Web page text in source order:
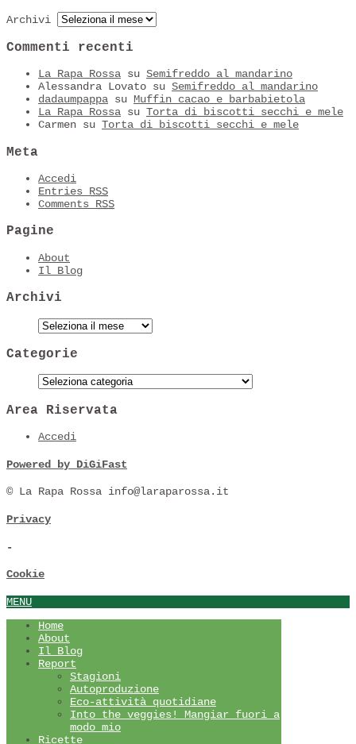
Archivi
Commenti recenti
La Rapa Rossa su Semifreddo al mandarino
Alessandra Lovato su Semifreddo al mandarino
dadaumpappa su Muffin cacao e barbabietola
La Rapa Rossa su Torta di biscotti secchi e mele
Carmen su Torta di biscotti secchi e mele
Meta
Accedi
Entries RSS
Comments RSS
Pagine
About
Il Blog
Archivi
Categorie
Area Riservata
Accedi
Powered by DiGiFast
© La Rapa Rossa info@laraparossa.it
Privacy
-
Cookie
MENU
Home
About
Il Blog
Report
Stagioni
Autoproduzione
Eco-attività quotidiane
Into the veggies! Mangiar fuori a
modo mio
Ricette